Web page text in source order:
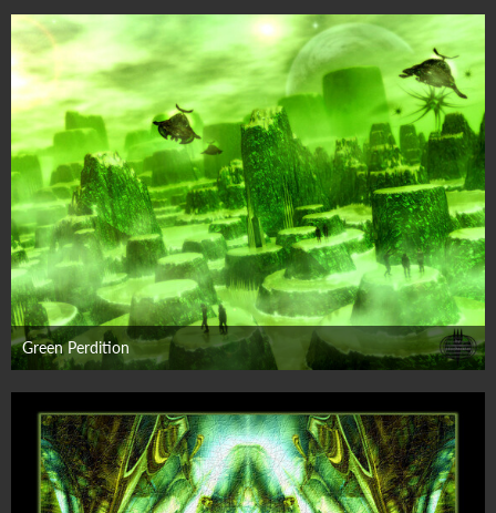
Green Perdition
14. März 2009